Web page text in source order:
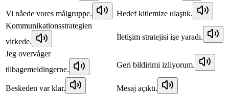
Vi nåede vores målgruppe.
Hedef kitlemize ulaştık.
Kommunikationsstrategien
virkede.
İletişim stratejisi işe yaradı.
Jeg overvåger
tilbagemeldingerne.
Geri bildirimi izliyorum.
Beskeden var klar.
Mesaj açıktı.